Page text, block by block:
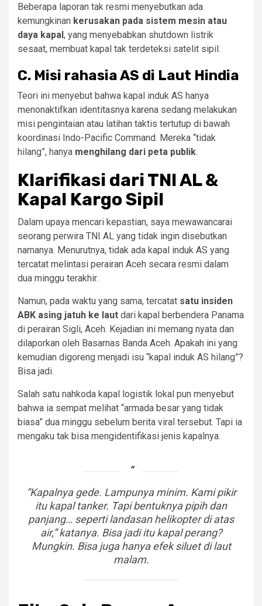
Beberapa laporan tak resmi menyebutkan ada
kemungkinan kerusakan pada sistem mesin atau
daya kapal, yang menyebabkan shutdown listrik
sesaat, membuat kapal tak terdeteksi satelit sipil.
C. Misi rahasia AS di Laut Hindia
Teori ini menyebut bahwa kapal induk AS hanya
menonaktifkan identitasnya karena sedang melakukan
misi pengintaian atau latihan taktis tertutup di bawah
koordinasi Indo-Pacific Command. Mereka “tidak
hilang”, hanya menghilang dari peta publik.
Klarifikasi dari TNI AL &
Kapal Kargo Sipil
Dalam upaya mencari kepastian, saya mewawancarai
seorang perwira TNI AL yang tidak ingin disebutkan
namanya. Menurutnya, tidak ada kapal induk AS yang
tercatat melintasi perairan Aceh secara resmi dalam
dua minggu terakhir.
Namun, pada waktu yang sama, tercatat satu insiden
ABK asing jatuh ke laut dari kapal berbendera Panama
di perairan Sigli, Aceh. Kejadian ini memang nyata dan
dilaporkan oleh Basarnas Banda Aceh. Apakah ini yang
kemudian digoreng menjadi isu “kapal induk AS hilang”?
Bisa jadi.
Salah satu nahkoda kapal logistik lokal pun menyebut
bahwa ia sempat melihat “armada besar yang tidak
biasa” dua minggu sebelum berita viral tersebut. Tapi ia
mengaku tak bisa mengidentifikasi jenis kapalnya.
“Kapalnya gede. Lampunya minim. Kami pikir
itu kapal tanker. Tapi bentuknya pipih dan
panjang… seperti landasan helikopter di atas
air,” katanya. Bisa jadi itu kapal perang?
Mungkin. Bisa juga hanya efek siluet di laut
malam.